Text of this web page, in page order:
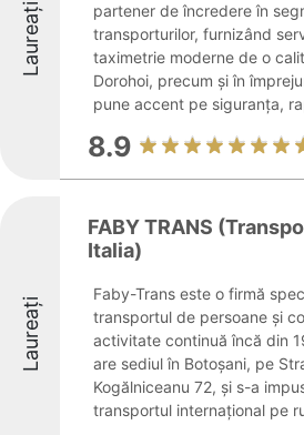
Laureați
partener de încredere în
transporturilor, furnizând
taximetrie moderne de o
Dorohoi, precum și în
pune accent pe siguranța,
8.9
Laureați
FABY TRANS
Italia)
Faby-Trans este o firmă
transportul de persoane și
activitate continuă încă din
are sediul în Botoșani, pe
Kogălniceanu 72, și s-a
transportul internațional pe